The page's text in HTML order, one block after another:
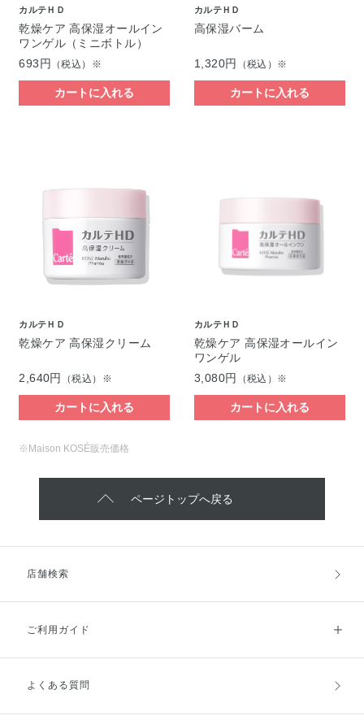
カルテＨＤ
乾燥ケア 高保湿オールイン
ワンゲル（ミニボトル）
693円
（税込）※
カートに入れる
カルテＨＤ
高保湿バーム
1,320円 （税込）※
カートに入れる
カルテＨＤ
乾燥ケア 高保湿クリーム
2,640円 （税込）※
カートに入れる
カルテＨＤ
乾燥ケア 高保湿オールイン
ワンゲル
3,080円
（税込）※
カートに入れる
※Maison KOSÉ販売価格
ページトップへ戻る
店舗検索
ご利用ガイド
ご利用ガイドトップ
よくある質問